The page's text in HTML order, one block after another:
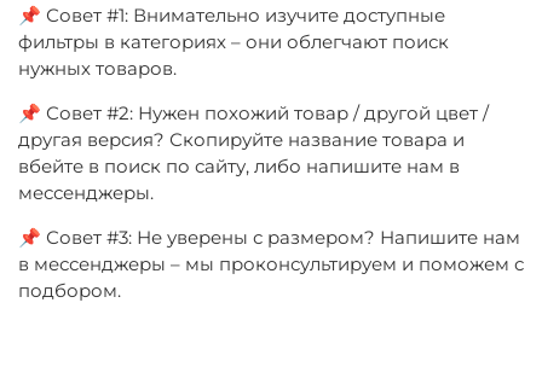
📌 Совет #1: Внимательно изучите доступные
фильтры в категориях – они облегчают поиск
нужных товаров.
📌 Совет #2: Нужен похожий товар / другой цвет /
другая версия? Скопируйте название товара и
вбейте в поиск по сайту, либо напишите нам в
мессенджеры.
📌 Совет #3: Не уверены с размером? Напишите нам
в мессенджеры – мы проконсультируем и поможем с
подбором.